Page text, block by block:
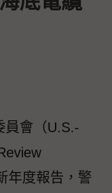
員會（U.S.-
年度報告，警